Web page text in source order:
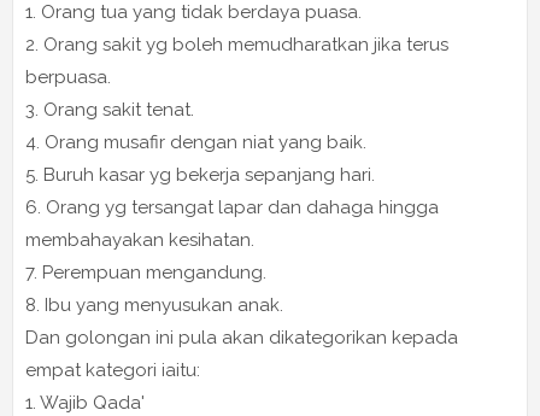
1. Orang tua yang tidak berdaya puasa.
2. Orang sakit yg boleh memudharatkan jika terus
berpuasa.
3. Orang sakit tenat.
4. Orang musafir dengan niat yang baik.
5. Buruh kasar yg bekerja sepanjang hari.
6. Orang yg tersangat lapar dan dahaga hingga
membahayakan kesihatan.
7. Perempuan mengandung.
8. Ibu yang menyusukan anak.
Dan golongan ini pula akan dikategorikan kepada
empat kategori iaitu:
1. Wajib Qada'